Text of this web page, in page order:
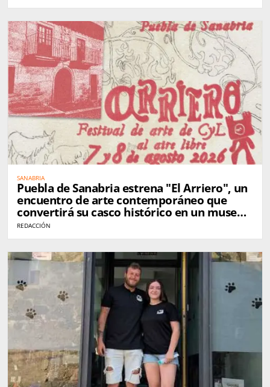
SANABRIA
Puebla de Sanabria estrena "El Arriero", un
encuentro de arte contemporáneo que
convertirá su casco histórico en un museo
al aire libre
REDACCIÓN